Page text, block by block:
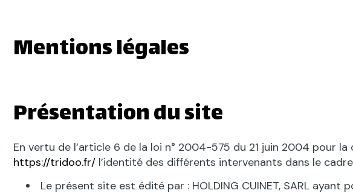
Mentions légales
Présentation du site
En vertu de l’article 6 de la loi n° 2004-575 du 21 juin 2004 pour
https://tridoo.fr/ l’identité des différents intervenants dans le
Le présent site est édité par : HOLDING CUINET, SARL ayant